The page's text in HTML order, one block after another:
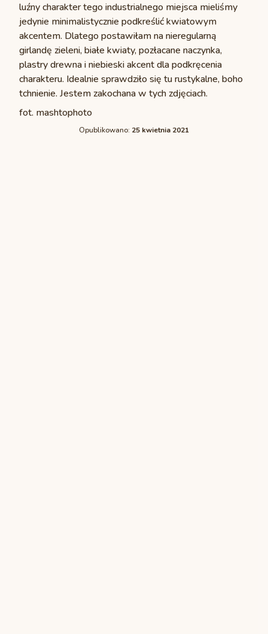
luźny charakter tego industrialnego miejsca mieliśmy
jedynie minimalistycznie podkreślić kwiatowym
akcentem. Dlatego postawiłam na nieregularną
girlandę zieleni, białe kwiaty, pozłacane naczynka,
plastry drewna i niebieski akcent dla podkręcenia
charakteru. Idealnie sprawdziło się tu rustykalne, boho
tchnienie. Jestem zakochana w tych zdjęciach.
fot. mashtophoto
Opublikowano: 25 kwietnia 2021